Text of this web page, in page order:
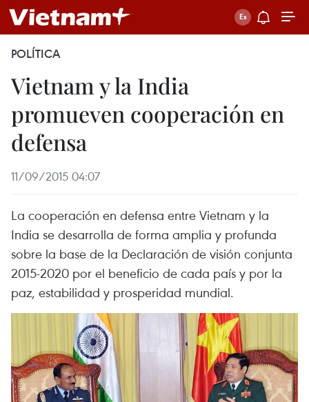
POLÍTICA
Vietnam y la India
promueven cooperación en
defensa
11/09/2015 04:07
La cooperación en defensa entre Vietnam y la
India se desarrolla de forma amplia y profunda
sobre la base de la Declaración de visión conjunta
2015-2020 por el beneficio de cada país y por la
paz, estabilidad y prosperidad mundial.